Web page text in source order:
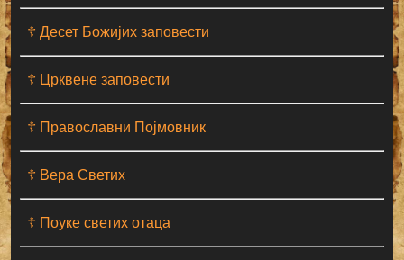
☦ Десет Божијих заповести
☦ Црквене заповести
☦ Православни Појмовник
☦ Вера Светих
☦ Поуке светих отаца